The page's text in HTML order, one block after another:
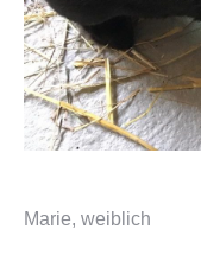
Marie, weiblich